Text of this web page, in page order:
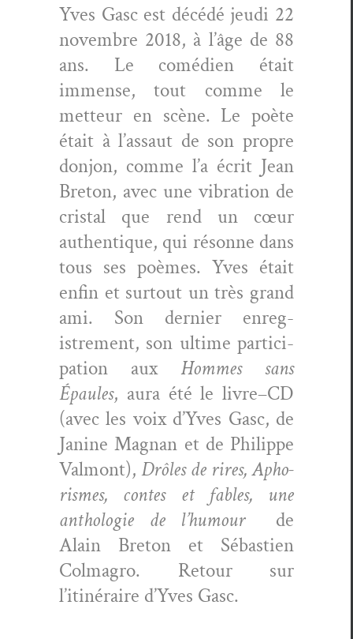
Yves Gasc est décédé jeu­di 22
novem­bre 2018, à l’âge de 88
ans. Le comé­di­en était
immense, tout comme le
met­teur en scène. Le poète
était à l’assaut de son pro­pre
don­jon, comme l’a écrit Jean
Bre­ton, avec une vibra­tion de
cristal que rend un cœur
authen­tique, qui résonne dans
tous ses poèmes. Yves était
enfin et surtout un très grand
ami. Son dernier enreg­
istrement, son ultime par­tic­i­
pa­tion aux Hommes sans
Épaules, aura été le livre–CD
(avec les voix d’Yves Gasc, de
Janine Mag­nan et de Philippe
Val­mont), Drôles de rires, Apho­
rismes, con­tes et fables, une
antholo­gie de l’humour
de
Alain Bre­ton et Sébastien
Col­ma­gro. Retour sur
l’itinéraire d’Yves Gasc.